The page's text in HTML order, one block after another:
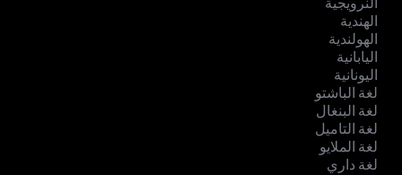
الهندية
الهولندية
اليابانية
اليونانية
لغة الباشتو
لغة البنغال
لغة التاميل
لغة الملايو
لغة داري